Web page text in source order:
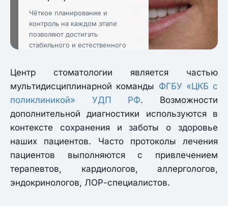
Чёткое планирование и
контроль на каждом этапе
позволяют достигать
стабильного и естественного
Центр стоматологии является частью
мультидисциплинарной команды ФГБУ «ЦКБ с
поликлиникой» УДП РФ. Возможности
дополнительной диагностики используются в
контексте сохранения и заботы о здоровье
наших пациентов. Часто протоколы лечения
пациентов выполняются с привлечением
терапевтов, кардиологов, аллергологов,
эндокринологов, ЛОР-специалистов.